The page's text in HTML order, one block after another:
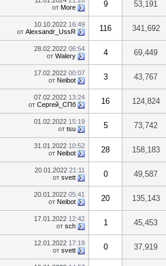
от More 9 53,191
10.10.2022 16:49
от Alexsandr_UssR 116 341,692
28.02.2022 06:54
от Walery 4 69,449
17.02.2022 00:07
от Neibot 3 43,767
07.02.2022 13:24
от Сергей_СПб 16 124,824
01.02.2022 15:19
от tsu 5 73,742
31.01.2022 10:52
от Neibot 28 158,183
20.01.2022 21:11
от svett 0 49,587
20.01.2022 05:41
от Neibot 20 135,143
17.01.2022 12:42
от sch 1 45,453
12.01.2022 17:19
от svett 0 37,919